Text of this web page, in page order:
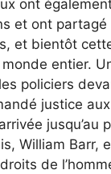
ont
et ont
et bientôt
monde entier.
policiers
justice
jusqu’au
William Barr,
de